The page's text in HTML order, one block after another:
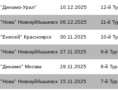
"Динамо-Урал" 10.12.2025 12-й
"Нова" Новокуйбышевск 06.12.2025 11-й
"Енисей" Красноярск 30.11.2025 10-й
"Нова" Новокуйбышевск 27.11.2025 9-й Тур
"Динамо" Москва 19.11.2025 8-й Тур
"Нова" Новокуйбышевск 15.11.2025 7-й Тур